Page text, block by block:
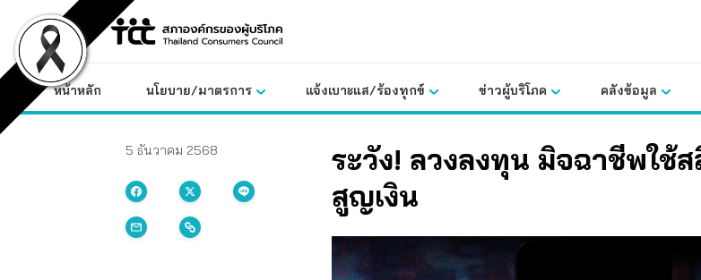
content
หน้าหลัก นโยบาย/มาตรการ แจ้งเบาะแส/ร้องทุกข์ ข่าวผู้บริโภค คลังข้อมูล
5 ธันวาคม 2568
ระวัง! ลวงลงทุน มิจฉาชีพใช้
สูญเงิน